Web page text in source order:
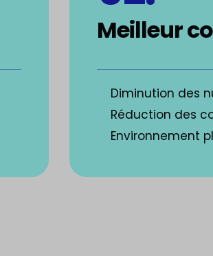
Meilleur
Diminution des
Réduction des
Environnement